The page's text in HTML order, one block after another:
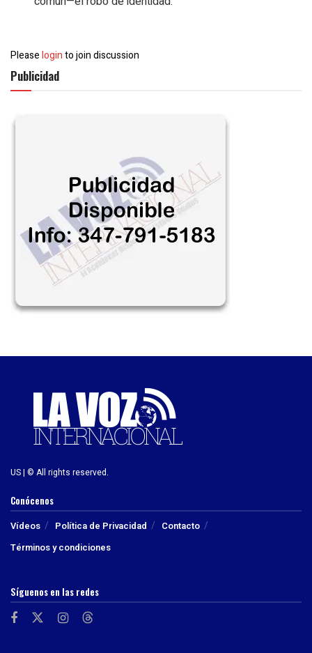
Pleaseloginto join discussion
Publicidad
US | © All rights reserved.
Conócenos
Vídeos Política de Privacidad
Contacto
Términos y condiciones
Síguenos en las redes